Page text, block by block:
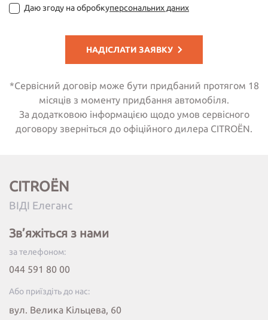
Даю згоду на обробкуперсональних даних
НАДІСЛАТИ ЗАЯВКУ
*Сервісний договір може бути придбаний протягом 18
місяців з моменту придбання автомобіля.
За додатковою інформацією щодо умов сервісного
договору зверніться до офіційного дилера CITROËN.
CITROËN
ВІДІ Елеганс
Зв’яжіться з нами
за телефоном:
044 591 80 00
Або приїздіть до нас:
вул. Велика Кільцева, 60